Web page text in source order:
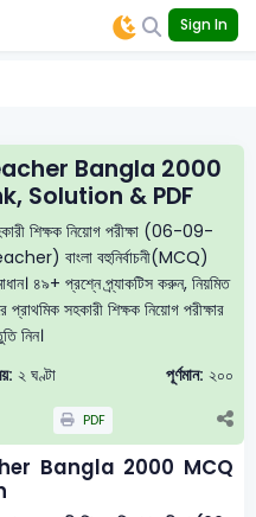
Sign In
Bangla 2000
Solution & PDF
শিক্ষক নিয়োগ পরীক্ষা (06-09-
বাংলা বহুনির্বাচনী(MCQ)
৪৯+ প্রশ্নে প্র্যাকটিস করুন, নিয়মিত
সহকারী শিক্ষক নিয়োগ পরীক্ষার
নিন।
২ ঘণ্টা পূর্ণমান: ২০০
PDF
Bangla 2000 MCQ